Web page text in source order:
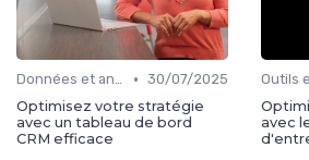
Données et analytics • 30/07/2025
Optimisez votre stratégie
avec un tableau de bord
CRM efficace
avec